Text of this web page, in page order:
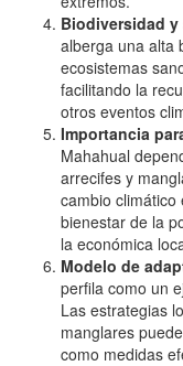
Biodiversidad
alberga una alta
ecosistemas
facilitando la
otros eventos
Importancia
Mahahual
arrecifes y
cambio climático
bienestar de la
la económica
Modelo de
perfila como un
Las estrategias
manglares
como medidas